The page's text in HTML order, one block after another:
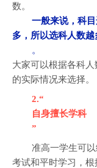
数。
一般来说，科
多，所以选科人数
。
大家可以根据各科
的实际情况来选择。
2.“
自身擅长学科
”
准高一学生可
考试和平时学习，根